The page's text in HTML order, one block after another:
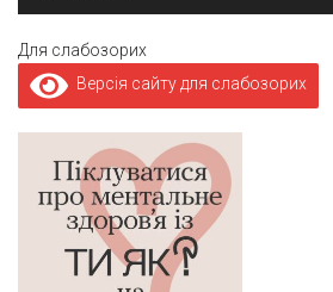
Для слабозорих
Версія сайту для слабозорих